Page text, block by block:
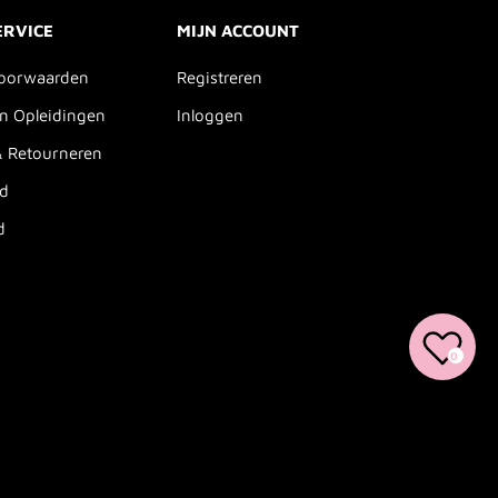
Opleidingen
Retourneren
MIJN ACCOUNT
Registreren
Inloggen
0